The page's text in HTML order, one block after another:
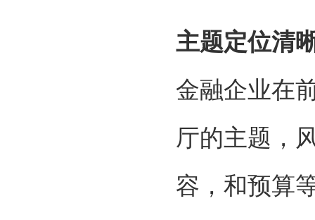
主题定位清
金融企业在
厅的主题，
容，和预算